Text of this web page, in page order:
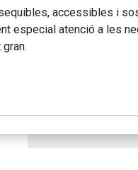
accessibles i
especial atenció a les